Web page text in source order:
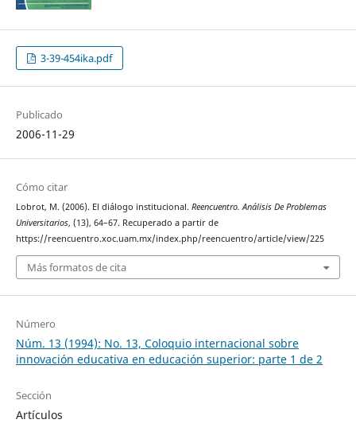
3-39-454ika.pdf
Publicado
2006-11-29
Cómo citar
Lobrot, M. (2006). El diálogo institucional. Reencuentro. Análisis De Problemas
Universitarios, (13), 64–67. Recuperado a partir de
https://reencuentro.xoc.uam.mx/index.php/reencuentro/article/view/225
Más formatos de cita
Número
Núm. 13 (1994): No. 13, Coloquio internacional sobre
innovación educativa en educación superior: parte 1 de 2
Sección
Artículos